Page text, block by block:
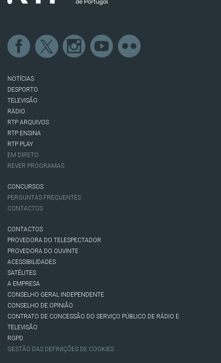
NOTÍCIAS
DESPORTO
TELEVISÃO
RÁDIO
RTP ARQUIVOS
RTP ENSINA
RTP PLAY
EM DIRETO
REVER PROGRAMAS
CONCURSOS
PERGUNTAS FREQUENTES
CONTACTOS
CONTACTOS
PROVEDORA DO TELESPECTADOR
PROVEDORA DO OUVINTE
ACESSIBILIDADES
SATÉLITES
A EMPRESA
CONSELHO GERAL INDEPENDENTE
CONSELHO DE OPINIÃO
CONTRATO DE CONCESSÃO DO SERVIÇO PÚBLICO DE RÁDIO E
TELEVISÃO
RGPD
GESTÃO DAS DEFINIÇÕES DE COOKIES